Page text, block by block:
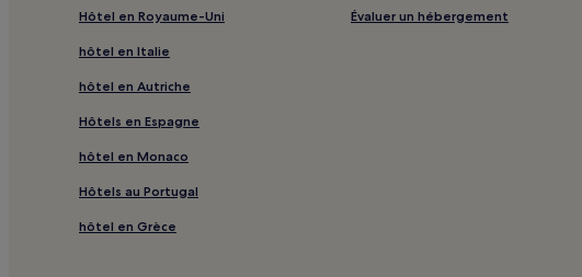
Hôtel en Royaume-Uni
hôtel en Italie
hôtel en Autriche
Hôtels en Espagne
hôtel en Monaco
Hôtels au Portugal
hôtel en Grèce
Évaluer un hébergement